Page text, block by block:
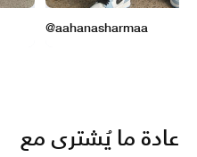
عادة ما يُشترى مع